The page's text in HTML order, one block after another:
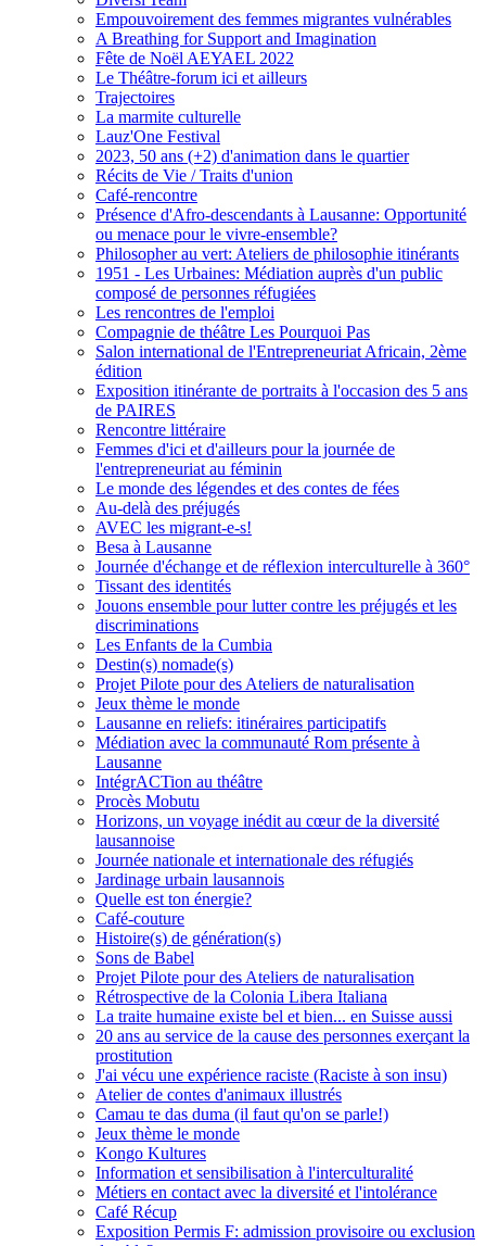
Empouvoirement des femmes migrantes vulnérables
A Breathing for Support and Imagination
Fête de Noël AEYAEL 2022
Le Théâtre-forum ici et ailleurs
Trajectoires
La marmite culturelle
Lauz'One Festival
2023, 50 ans (+2) d'animation dans le quartier
Récits de Vie / Traits d'union
Café-rencontre
Présence d'Afro-descendants à Lausanne: Opportunité
ou menace pour le vivre-ensemble?
Philosopher au vert: Ateliers de philosophie itinérants
1951 - Les Urbaines: Médiation auprès d'un public
composé de personnes réfugiées
Les rencontres de l'emploi
Compagnie de théâtre Les Pourquoi Pas
Salon international de l'Entrepreneuriat Africain, 2ème
édition
Exposition itinérante de portraits à l'occasion des 5 ans
de PAIRES
Rencontre littéraire
Femmes d'ici et d'ailleurs pour la journée de
l'entrepreneuriat au féminin
Le monde des légendes et des contes de fées
Au-delà des préjugés
AVEC les migrant-e-s!
Besa à Lausanne
Journée d'échange et de réflexion interculturelle à 360°
Tissant des identités
Jouons ensemble pour lutter contre les préjugés et les
discriminations
Les Enfants de la Cumbia
Destin(s) nomade(s)
Projet Pilote pour des Ateliers de naturalisation
Jeux thème le monde
Lausanne en reliefs: itinéraires participatifs
Médiation avec la communauté Rom présente à
Lausanne
IntégrACTion au théâtre
Procès Mobutu
Horizons, un voyage inédit au cœur de la diversité
lausannoise
Journée nationale et internationale des réfugiés
Jardinage urbain lausannois
Quelle est ton énergie?
Café-couture
Histoire(s) de génération(s)
Sons de Babel
Projet Pilote pour des Ateliers de naturalisation
Rétrospective de la Colonia Libera Italiana
La traite humaine existe bel et bien... en Suisse aussi
20 ans au service de la cause des personnes exerçant la
prostitution
J'ai vécu une expérience raciste (Raciste à son insu)
Atelier de contes d'animaux illustrés
Camau te das duma (il faut qu'on se parle!)
Jeux thème le monde
Kongo Kultures
Information et sensibilisation à l'interculturalité
Métiers en contact avec la diversité et l'intolérance
Café Récup
Exposition Permis F: admission provisoire ou exclusion